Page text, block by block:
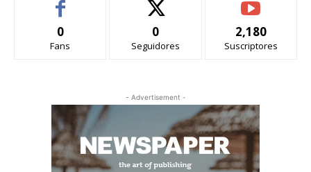
0
Fans
0
Seguidores
2,180
Suscriptores
- Advertisement -